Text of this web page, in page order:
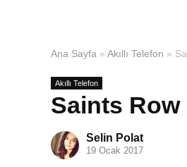
Ana Sayfa » Akıllı Telefon »
Akıllı Telefon
Saints
Selin Polat
19 Ocak 2017